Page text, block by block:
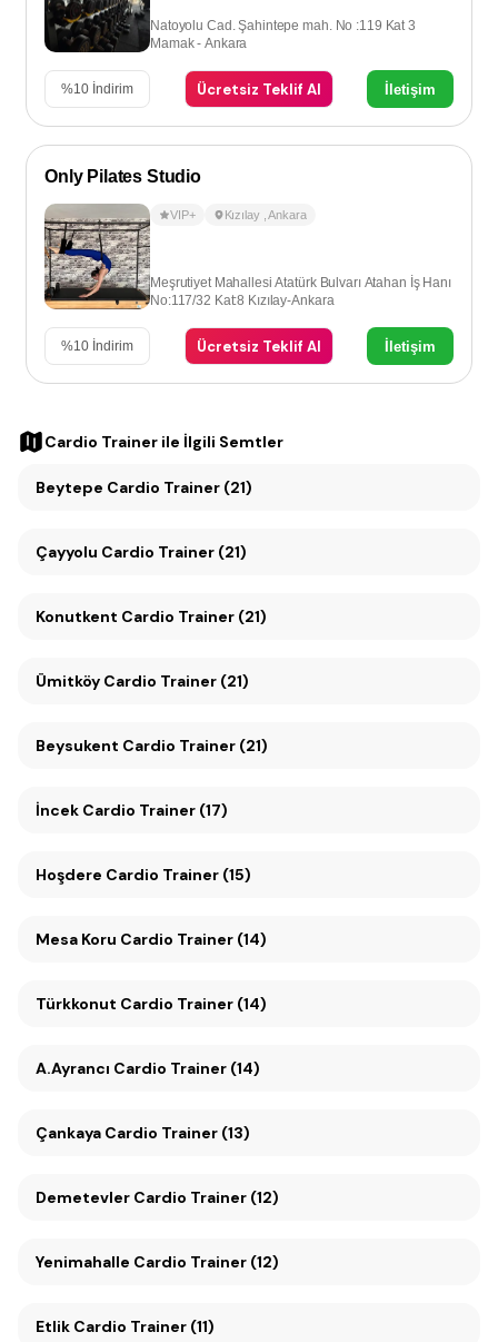
Natoyolu Cad. Şahintepe mah. No :119 Kat 3
Mamak - Ankara
%10 İndirim Ücretsiz Teklif Al İletişim
Only Pilates Studio
VIP+ Kızılay ,Ankara
Meşrutiyet Mahallesi Atatürk Bulvarı Atahan İş Hanı
No:117/32 Kat:8 Kızılay-Ankara
%10 İndirim Ücretsiz Teklif Al İletişim
Cardio Trainer ile İlgili Semtler
Beytepe Cardio Trainer (21)
Çayyolu Cardio Trainer (21)
Konutkent Cardio Trainer (21)
Ümitköy Cardio Trainer (21)
Beysukent Cardio Trainer (21)
İncek Cardio Trainer (17)
Hoşdere Cardio Trainer (15)
Mesa Koru Cardio Trainer (14)
Türkkonut Cardio Trainer (14)
A.Ayrancı Cardio Trainer (14)
Çankaya Cardio Trainer (13)
Demetevler Cardio Trainer (12)
Yenimahalle Cardio Trainer (12)
Etlik Cardio Trainer (11)